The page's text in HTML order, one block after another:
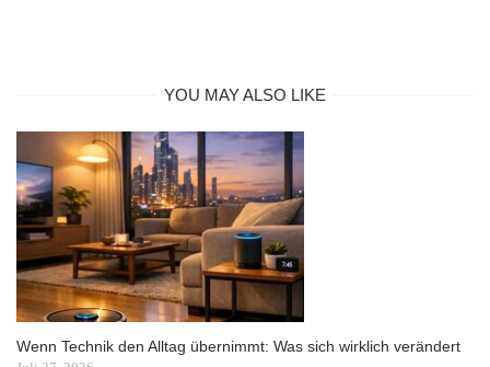
YOU MAY ALSO LIKE
Wenn Technik den Alltag übernimmt: Was sich wirklich verändert